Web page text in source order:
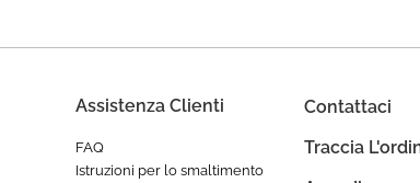
Assistenza Clienti
FAQ
Istruzioni per lo smaltimento
Contattaci
Traccia